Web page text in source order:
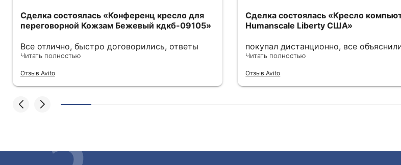
Сделка состоялась «Конференц кресло для
переговорной Кожзам Бежевый кдкб-09105»
Все отлично, быстро договорились, ответы
очень быстрые, всегда на связи. Все подробно
были на разных складах их переместили на
один. Так же грамотно сориентировали
курьера, и все очень быстро передали.
Спасибо огромное🙏🏼
Читать полностью
Отзыв Avito
Сделка состоялась «Кресло
Humanscale Liberty США»
покупал дистанционно, все
показали, сделали фото и видео по
дальнейшем хорошо упаковали.
рекомендую.
Читать полностью
Отзыв Avito